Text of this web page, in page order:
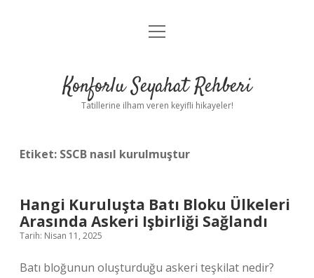
Anasayfa
Yasal Uyarı
menüyü
Konforlu Seyahat Rehberi
Tatillerine ilham veren keyifli hikayeler!
Etiket: SSCB nasıl kurulmuştur
Hangi Kuruluşta Batı Bloku Ülkeleri
Arasında Askeri Işbirliği Sağlandı
Tarih: Nisan 11, 2025
Batı bloğunun oluşturduğu askeri teşkilat nedir?